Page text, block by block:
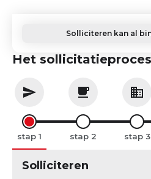
Solliciteren kan al
Het sollicitatieproces
stap stap stap
Solliciteren